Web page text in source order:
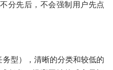
分先后，不会强制用户先点
型），清晰的分类和较低的